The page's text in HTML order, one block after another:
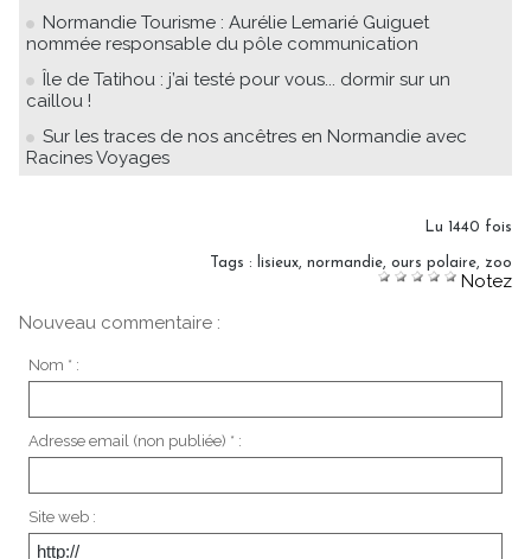
Normandie Tourisme : Aurélie Lemarié Guiguet
nommée responsable du pôle communication
Île de Tatihou : j’ai testé pour vous... dormir sur un
caillou !
Sur les traces de nos ancêtres en Normandie avec
Racines Voyages
Lu 1440 fois
Tags : lisieux, normandie, ours polaire, zoo
Notez
Nouveau commentaire :
Nom * :
Adresse email (non publiée) * :
Site web :